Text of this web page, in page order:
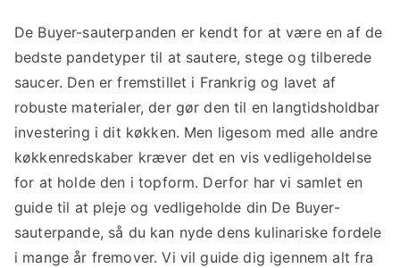
De Buyer-sauterpanden er kendt for at være en af de
bedste pandetyper til at sautere, stege og tilberede
saucer. Den er fremstillet i Frankrig og lavet af
robuste materialer, der gør den til en langtidsholdbar
investering i dit køkken. Men ligesom med alle andre
køkkenredskaber kræver det en vis vedligeholdelse
for at holde den i topform. Derfor har vi samlet en
guide til at pleje og vedligeholde din De Buyer-
sauterpande, så du kan nyde dens kulinariske fordele
i mange år fremover. Vi vil guide dig igennem alt fra